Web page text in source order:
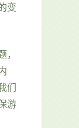
变
们
游